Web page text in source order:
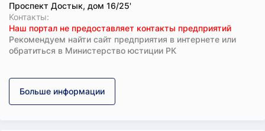
Проспект Достык, дом 16/25'
Koнтaкты:
Наш портал не предоставляет контакты предприятий
Рекомендуем найти сайт предприятия в интернете или
обратиться в Министерство юстиции РК
Больше информации